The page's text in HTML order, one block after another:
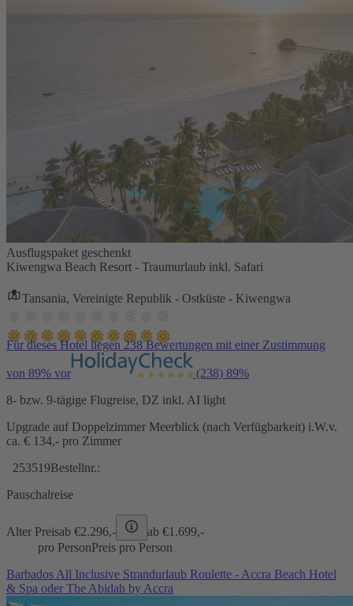
Ausflugspaket geschenkt
Kiwengwa Beach Resort - Traumurlaub inkl. Safari
Tansania, Vereinigte Republik - Ostküste - Kiwengwa
Für dieses Hotel liegen 238 Bewertungen mit einer Zustimmung
von 89% vor (238) 89%
8- bzw. 9-tägige Flugreise, DZ inkl. AI light
Upgrade auf Doppelzimmer Meerblick (nach Verfügbarkeit) i.W.v.
ca. € 134,- pro Zimmer
253519Bestellnr.:
Pauschalreise
Alter Preisab €2.296,- ab €1.699,-
pro PersonPreis pro Person
Barbados All Inclusive Strandurlaub Roulette - Accra Beach Hotel
& Spa oder The Abidah by Accra